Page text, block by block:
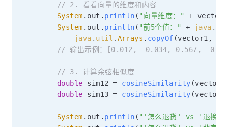
// 2. 看看向量的维度和内容
System . out . println ( "向量维度：" + vector1
System . out . println ( "前5个值：" + java .
java . util . Arrays . copyOf (vector1 ,
// 输出示例：[0.012, -0.034, 0.567, -
// 3. 计算余弦相似度
double sim12 = cosineSimilarity (vector1
double sim13 = cosineSimilarity (vector1
System . out . println ( "'怎么退货' vs '退换货